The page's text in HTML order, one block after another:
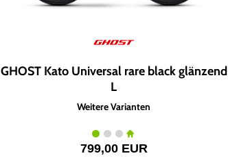
GHOST Kato Universal rare black glänzend
L
Weitere Varianten
799,00 EUR